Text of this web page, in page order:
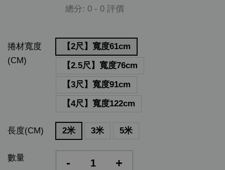
總分: 0 - 0 評價
捲材寬度
(CM)
【2尺】寬度61cm
【2.5尺】寬度76cm
【3尺】寬度91cm
【4尺】寬度122cm
長度(CM) 2米 3米 5米
數量 - +